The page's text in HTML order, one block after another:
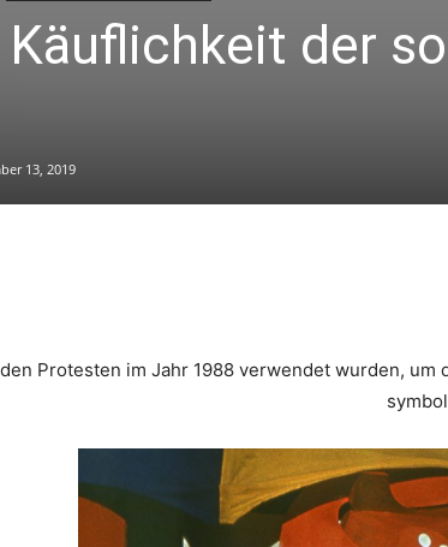
Käuflichkeit der
13, 2019
Protesten im Jahr 1988 verwendet wurden,